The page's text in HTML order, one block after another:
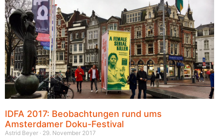
IDFA 2017: Beobachtungen rund ums
Amsterdamer Doku-Festival
Astrid Beyer 29. November 2017